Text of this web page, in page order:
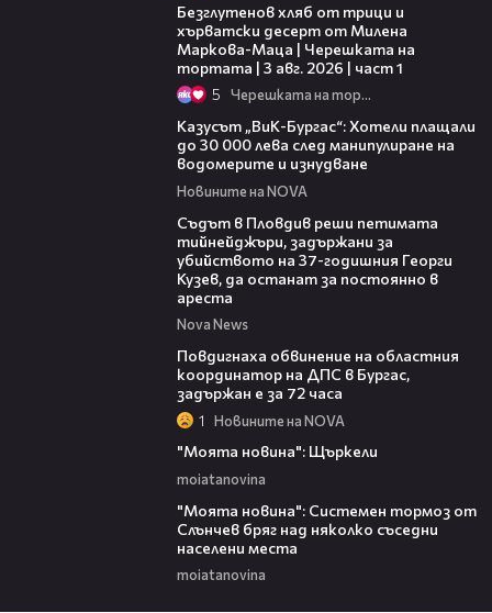
Безглутенов хляб от трици и
хърватски десерт от Милена
Маркова-Маца | Черешката на
тортата | 3 авг. 2026 | част 1
5 Черешката на тортата
Казусът „ВиК-Бургас“: Хотели плащали
до 30 000 лева след манипулиране на
водомерите и изнудване
Новините на NOVA
Съдът в Пловдив реши петимата
тийнейджъри, задържани за
убийството на 37-годишния Георги
Кузев, да останат за постоянно в
ареста
Nova News
Повдигнаха обвинение на областния
координатор на ДПС в Бургас,
задържан е за 72 часа
1 Новините на NOVA
"Моята новина": Щъркели
moiatanovina
"Моята новина": Системен тормоз от
Слънчев бряг над няколко съседни
населени места
moiatanovina